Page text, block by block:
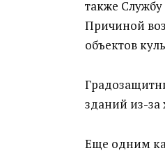
также Службу
Причиной
объектов
зданий из-за
Еще одним